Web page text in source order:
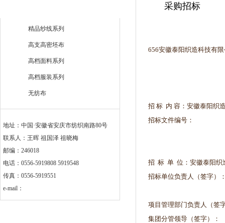
精品纱线系列
高支高密坯布
高档面料系列
高档服装系列
无纺布
地址：中国·安徽省安庆市纺织南路80号
联系人：王晖 祖国泽 祖晓梅
邮编：246018
电话：0556-5919808 5919548
传真：0556-5919551
e-mail：
采购招标
656安徽泰阳织造科技有
招 标 内 容：安徽泰阳织
招标文件
招 标 单 位：安徽
招标单位负责人
项目管理部门负
集团分管领导